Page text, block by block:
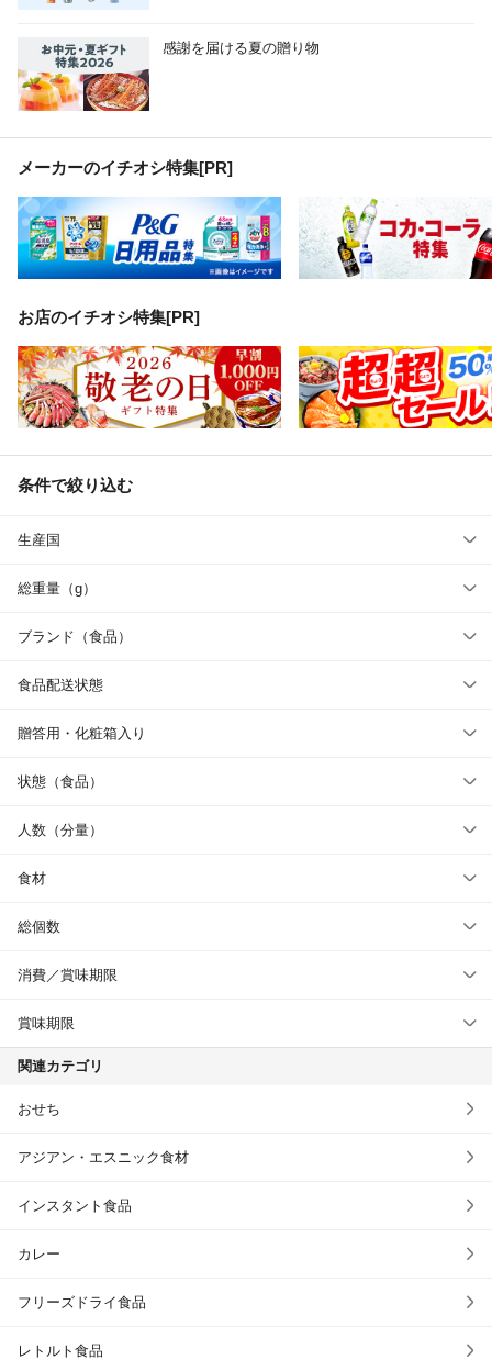
感謝を届ける夏の贈り物
メーカーのイチオシ特集[PR]
お店のイチオシ特集[PR]
条件で絞り込む
生産国
総重量（g）
ブランド（食品）
食品配送状態
贈答用・化粧箱入り
状態（食品）
人数（分量）
食材
総個数
消費／賞味期限
賞味期限
関連カテゴリ
おせち
アジアン・エスニック食材
インスタント食品
カレー
フリーズドライ食品
レトルト食品